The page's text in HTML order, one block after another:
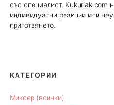
със специалист. Kukuriak.com
индивидуални реакции или
приготвянето.
КАТЕГОРИИ
Миксер (всички)